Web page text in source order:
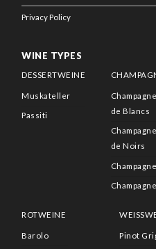
Privacy Policy
WINE TYPES
DESSERTWEINE
Muskateller
Passiti
de Blancs
de Noirs
Champagne
ROTWEINE
Barolo Pinot